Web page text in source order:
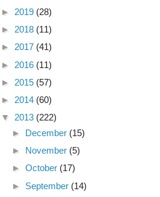
► 2019 (28)
► 2018 (11)
► 2017 (41)
► 2016 (11)
► 2015 (57)
► 2014 (60)
▼ 2013 (222)
► December (15)
► November (5)
► October (17)
► September (14)